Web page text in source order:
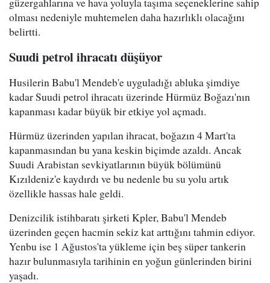
olması nedeniyle muhtemelen daha hazırlıklı olacağını
belirtti.
Suudi petrol ihracatı düşüyor
Husilerin Babu'l Mendeb'e uyguladığı abluka şimdiye
kadar Suudi petrol ihracatı üzerinde Hürmüz Boğazı'nın
kapanması kadar büyük bir etkiye yol açmadı.
Hürmüz üzerinden yapılan ihracat, boğazın 4 Mart'ta
kapanmasından bu yana keskin biçimde azaldı. Ancak
Suudi Arabistan sevkiyatlarının büyük bölümünü
Kızıldeniz'e kaydırdı ve bu nedenle bu su yolu artık
özellikle hassas hale geldi.
Denizcilik istihbaratı şirketi Kpler, Babu'l Mendeb
üzerinden geçen hacmin sekiz kat arttığını tahmin ediyor.
Yenbu ise 1 Ağustos'ta yükleme için beş süper tankerin
hazır bulunmasıyla tarihinin en yoğun günlerinden birini
yaşadı.